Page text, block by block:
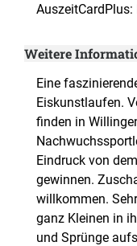
Weitere
Eine
Eiskunstlaufen.
finden in
Eindruck von
gewinnen.
willkommen.
ganz Kleinen in
und Sprünge